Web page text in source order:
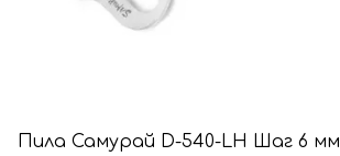
Пила Самурай D-540-LH Шаг 6 мм